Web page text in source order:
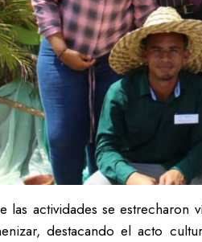
las actividades se
destacando el acto